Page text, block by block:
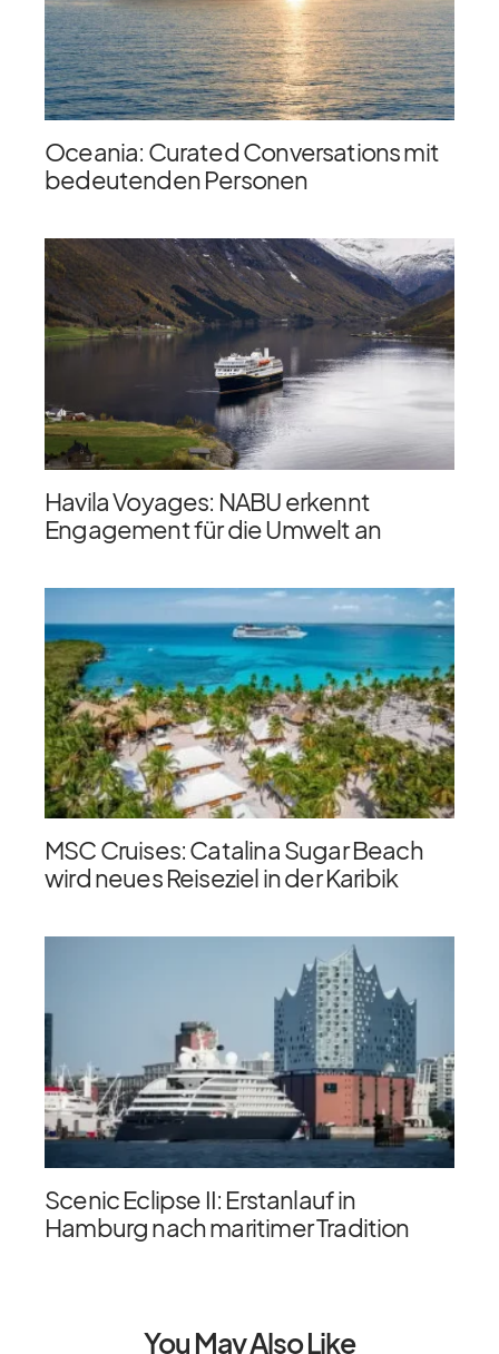
Oceania: Curated Conversations mit
bedeutenden Personen
Havila Voyages: NABU erkennt
Engagement für die Umwelt an
MSC Cruises: Catalina Sugar Beach
wird neues Reiseziel in der Karibik
Scenic Eclipse II: Erstanlauf in
Hamburg nach maritimer Tradition
You May Also Like